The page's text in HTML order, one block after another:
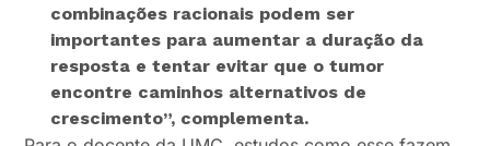
combinações racionais podem ser
importantes para aumentar a duração da
resposta e tentar evitar que o tumor
encontre caminhos alternativos de
crescimento”, complementa.